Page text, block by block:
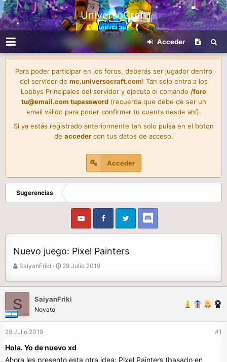
UniversoCraft
Acceder
Para poder participar en los foros, deberás ser jugador dentro
del servidor de mc.universocraft.com! Tan solo entra a los
Lobbys Principales del servidor y ejecuta el comando /foro
tu@email.com tupassword(recuerda que debe de ser un
email válido para poder confirmar tu cuenta desde ahí).
Si ya estás registrado anteriormente tan solo pulsa en el boton
de accedercon tus datos de acceso.
Acceder
Sugerencias
Nuevo juego: Pixel Painters
A
o
r
SaiyanFriki
F
a
e
i
29 Julio 2019
S SaiyanFriki
Novato
29 Julio 2019 #1
Hola. Yo de nuevo xd
Ahora les presento esta otra idea: Pixel Painters (basado en